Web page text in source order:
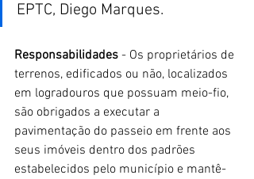
EPTC, Diego Marques.
Responsabilidades - Os proprietários de
terrenos, edificados ou não, localizados
em logradouros que possuam meio-fio,
são obrigados a executar a
pavimentação do passeio em frente aos
seus imóveis dentro dos padrões
estabelecidos pelo município e mantê-